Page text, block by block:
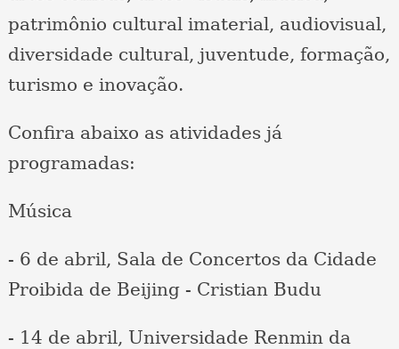
patrimônio cultural imaterial, audiovisual,
diversidade cultural, juventude, formação,
turismo e inovação.
Confira abaixo as atividades já
programadas:
Música
- 6 de abril, Sala de Concertos da Cidade
Proibida de Beijing - Cristian Budu
- 14 de abril, Universidade Renmin da